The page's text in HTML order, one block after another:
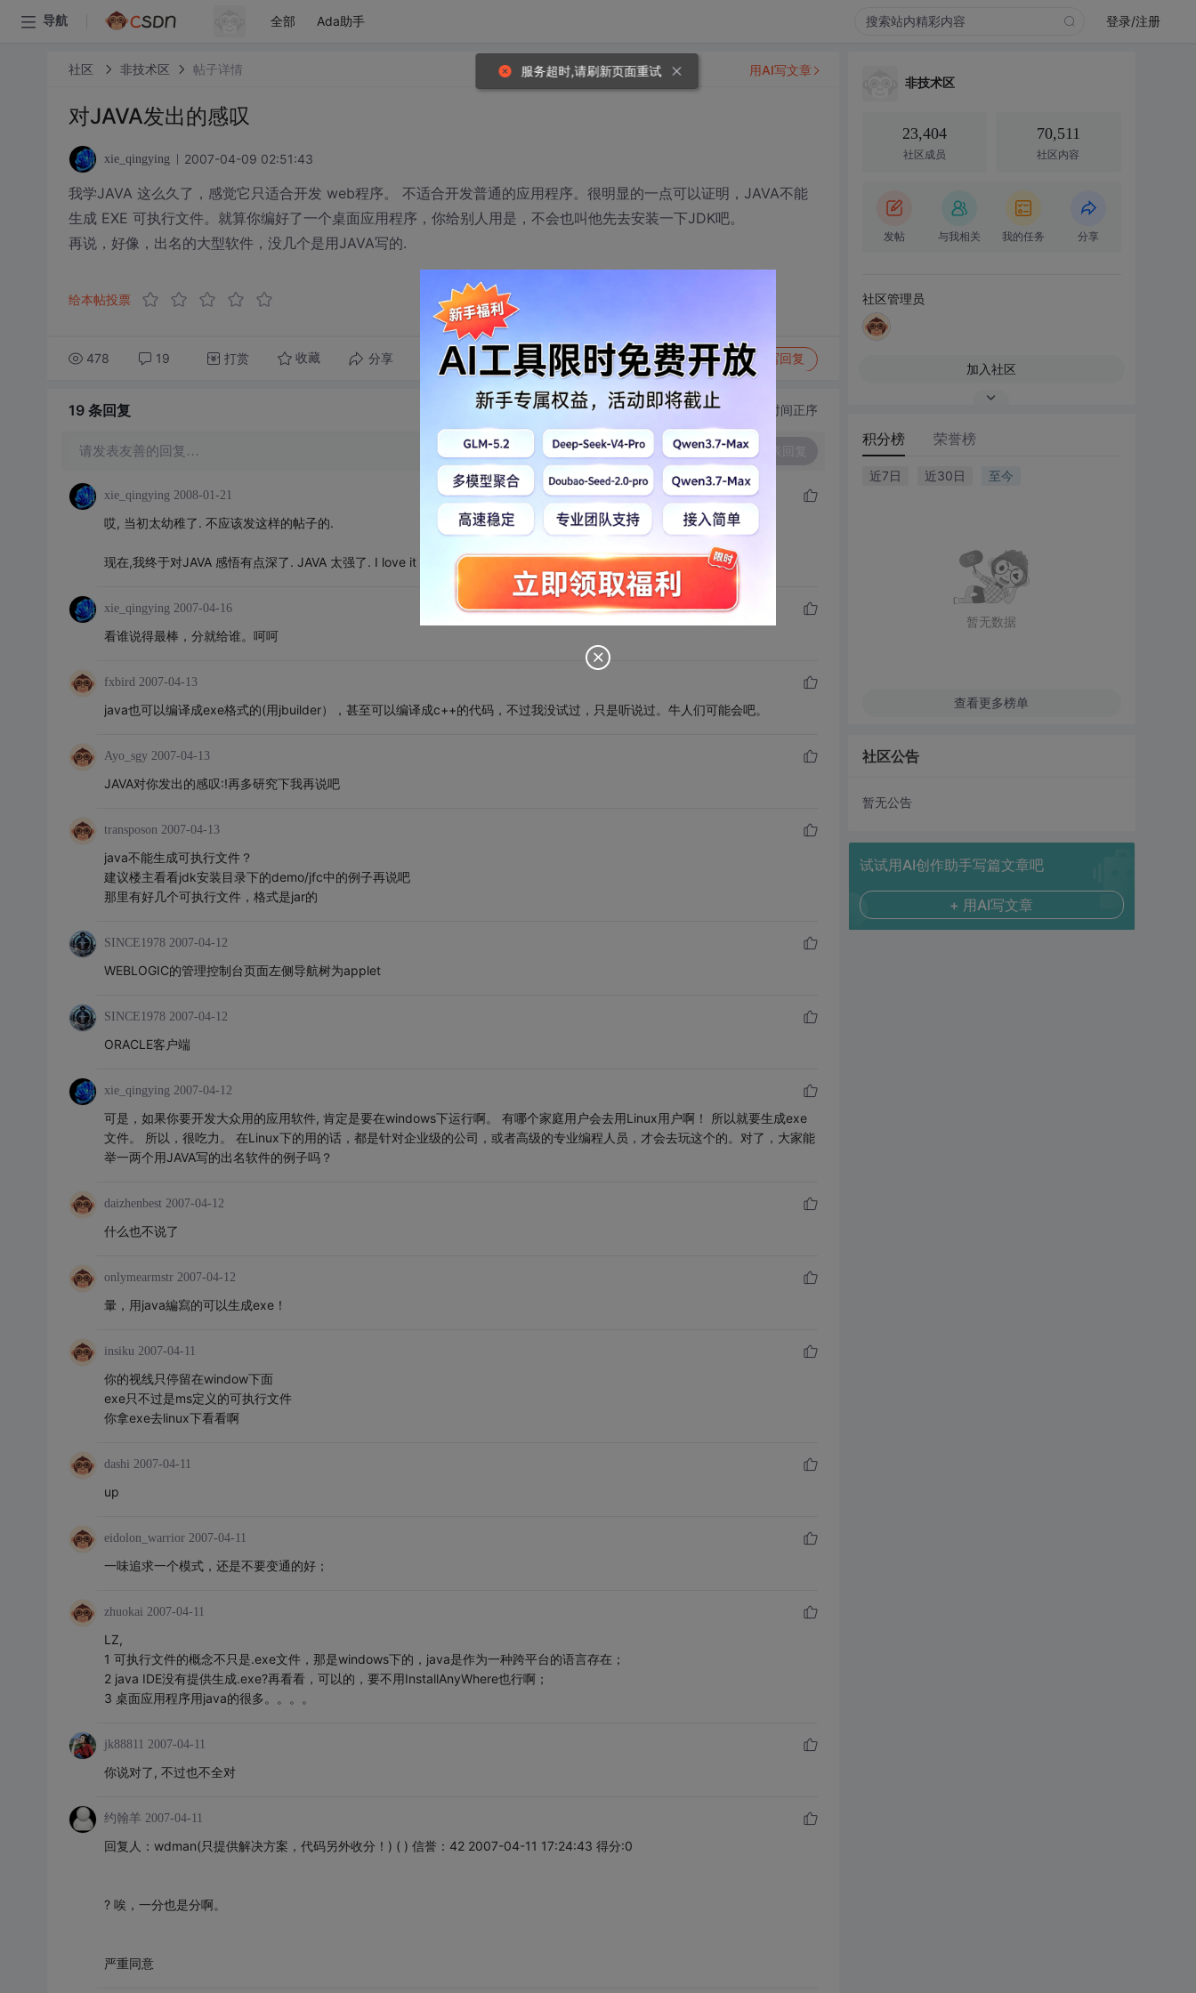
导航 全部 Ada助手 登录/注册
社区 非技术区 帖子详情
对JAVA发出的感叹
xie_qingying 2007-04-09 02:51:43
我学JAVA 这么久了，感觉它只适合开发 web程序。 不适合开发普通的应用程序。很明显的一点可以证明，JAVA不能
生成 EXE 可执行文件。就算你编好了一个桌面应用程序，你给别人用是，不会也叫他先去安装一下JDK吧。
再说，好像，出名的大型软件，没几个是用JAVA写的.
给本帖投票
478 19 打赏 收藏 分享 转发到动态 举报 写回复
用AI写文章
19 条回复 切换为时间正序
请发表友善的回复… 发表回复
xie_qingying 2008-01-21
哎, 当初太幼稚了. 不应该发这样的帖子的.
现在,我终于对JAVA 感悟有点深了. JAVA 太强了. I love it !
xie_qingying 2007-04-16
看谁说得最棒，分就给谁。呵呵
fxbird 2007-04-13
java也可以编译成exe格式的(用jbuilder），甚至可以编译成c++的代码，不过我没试过，只是听说过。牛人们可能会吧。
Ayo_sgy 2007-04-13
JAVA对你发出的感叹:!再多研究下我再说吧
transposon 2007-04-13
java不能生成可执行文件？
建议楼主看看jdk安装目录下的demo/jfc中的例子再说吧
那里有好几个可执行文件，格式是jar的
SINCE1978 2007-04-12
WEBLOGIC的管理控制台页面左侧导航树为applet
SINCE1978 2007-04-12
ORACLE客户端
xie_qingying 2007-04-12
可是，如果你要开发大众用的应用软件, 肯定是要在windows下运行啊。 有哪个家庭用户会去用Linux用户啊！ 所以就要生成exe
文件。 所以，很吃力。 在Linux下的用的话，都是针对企业级的公司，或者高级的专业编程人员，才会去玩这个的。对了，大家能
举一两个用JAVA写的出名软件的例子吗？
daizhenbest 2007-04-12
什么也不说了
onlymearmstr 2007-04-12
暈，用java編寫的可以生成exe！
insiku 2007-04-11
你的视线只停留在window下面
exe只不过是ms定义的可执行文件
你拿exe去linux下看看啊
dashi 2007-04-11
up
eidolon_warrior 2007-04-11
一味追求一个模式，还是不要变通的好；
zhuokai 2007-04-11
LZ,
1 可执行文件的概念不只是.exe文件，那是windows下的，java是作为一种跨平台的语言存在；
2 java IDE没有提供生成.exe?再看看，可以的，要不用InstallAnyWhere也行啊；
3 桌面应用程序用java的很多。。。。
jk88811 2007-04-11
你说对了, 不过也不全对
约翰羊 2007-04-11
回复人：wdman(只提供解决方案，代码另外收分！) ( ) 信誉：42 2007-04-11 17:24:43 得分:0
? 唉，一分也是分啊。
严重同意
非技术区
23,404
社区成员
70,511
社区内容
发帖 与我相关 我的任务 分享
社区管理员
加入社区
积分榜 荣誉榜
近7日 近30日 至今
暂无数据
查看更多榜单
社区公告
暂无公告
试试用AI创作助手写篇文章吧
+ 用AI写文章
服务超时,请刷新页面重试